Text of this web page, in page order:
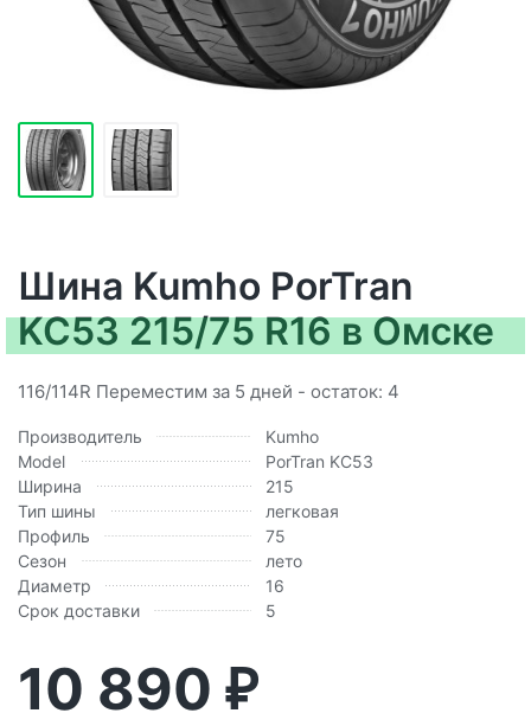
Шина Kumho PorTran
KC53 215/75 R16 в Омске
116/114R Переместим за 5 дней - остаток: 4
Производитель
Kumho
Model
PorTran KC53
Ширина
215
Тип шины
легковая
Профиль
75
Сезон
лето
Диаметр
16
Срок доставки
5
10 890 ₽